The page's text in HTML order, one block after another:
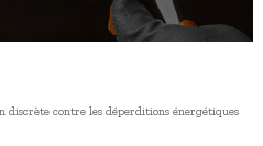
contre les déperditions énergétiques